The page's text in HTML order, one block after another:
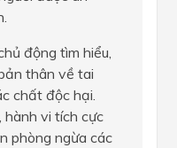
động tìm hiểu,
thân về tai
chất độc hại.
vi tích cực
phòng ngừa các